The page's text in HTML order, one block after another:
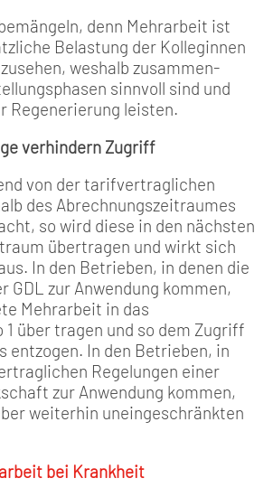
denn Mehrarbeit ist
Belastung der Kolleginnen
weshalb zusammen­
sinnvoll sind und
Regenerierung leisten.
verhindern Zugriff
von der tarifvertraglichen
des Abrechnungszeit­raumes
so wird diese in den nächsten
übertra­gen und wirkt sich
In den Betrieben, in denen die
GDL zur Anwendung kommen,
Mehrarbeit in das
über­ tragen und so dem Zugriff
entzogen. In den Betrieben, in
Regelungen einer
zur An­wendung kommen,
weiterhin uneingeschränkten
bei Krankheit